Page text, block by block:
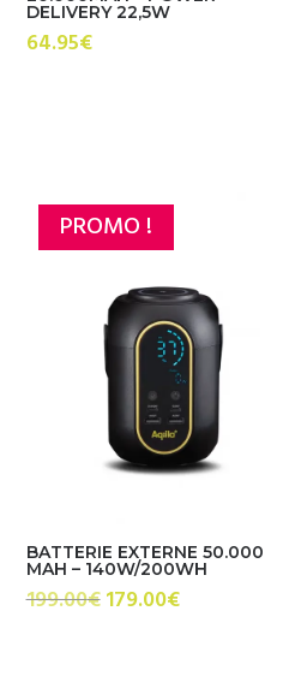
DELIVERY 22,5W
64.95€
PROMO !
BATTERIE EXTERNE 50.000
MAH – 140W/200WH
199.00€Le
179.00€Le